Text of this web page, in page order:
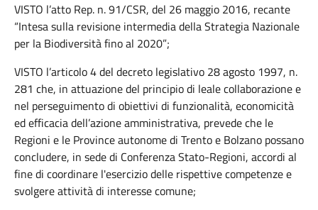
VISTO l’atto Rep. n. 91/CSR, del 26 maggio 2016, recante
“Intesa sulla revisione intermedia della Strategia Nazionale
per la Biodiversità fino al 2020”;
VISTO l’articolo 4 del decreto legislativo 28 agosto 1997, n.
281 che, in attuazione del principio di leale collaborazione e
nel perseguimento di obiettivi di funzionalità, economicità
ed efficacia dell’azione amministrativa, prevede che le
Regioni e le Province autonome di Trento e Bolzano possano
concludere, in sede di Conferenza Stato-Regioni, accordi al
fine di coordinare l'esercizio delle rispettive competenze e
svolgere attività di interesse comune;